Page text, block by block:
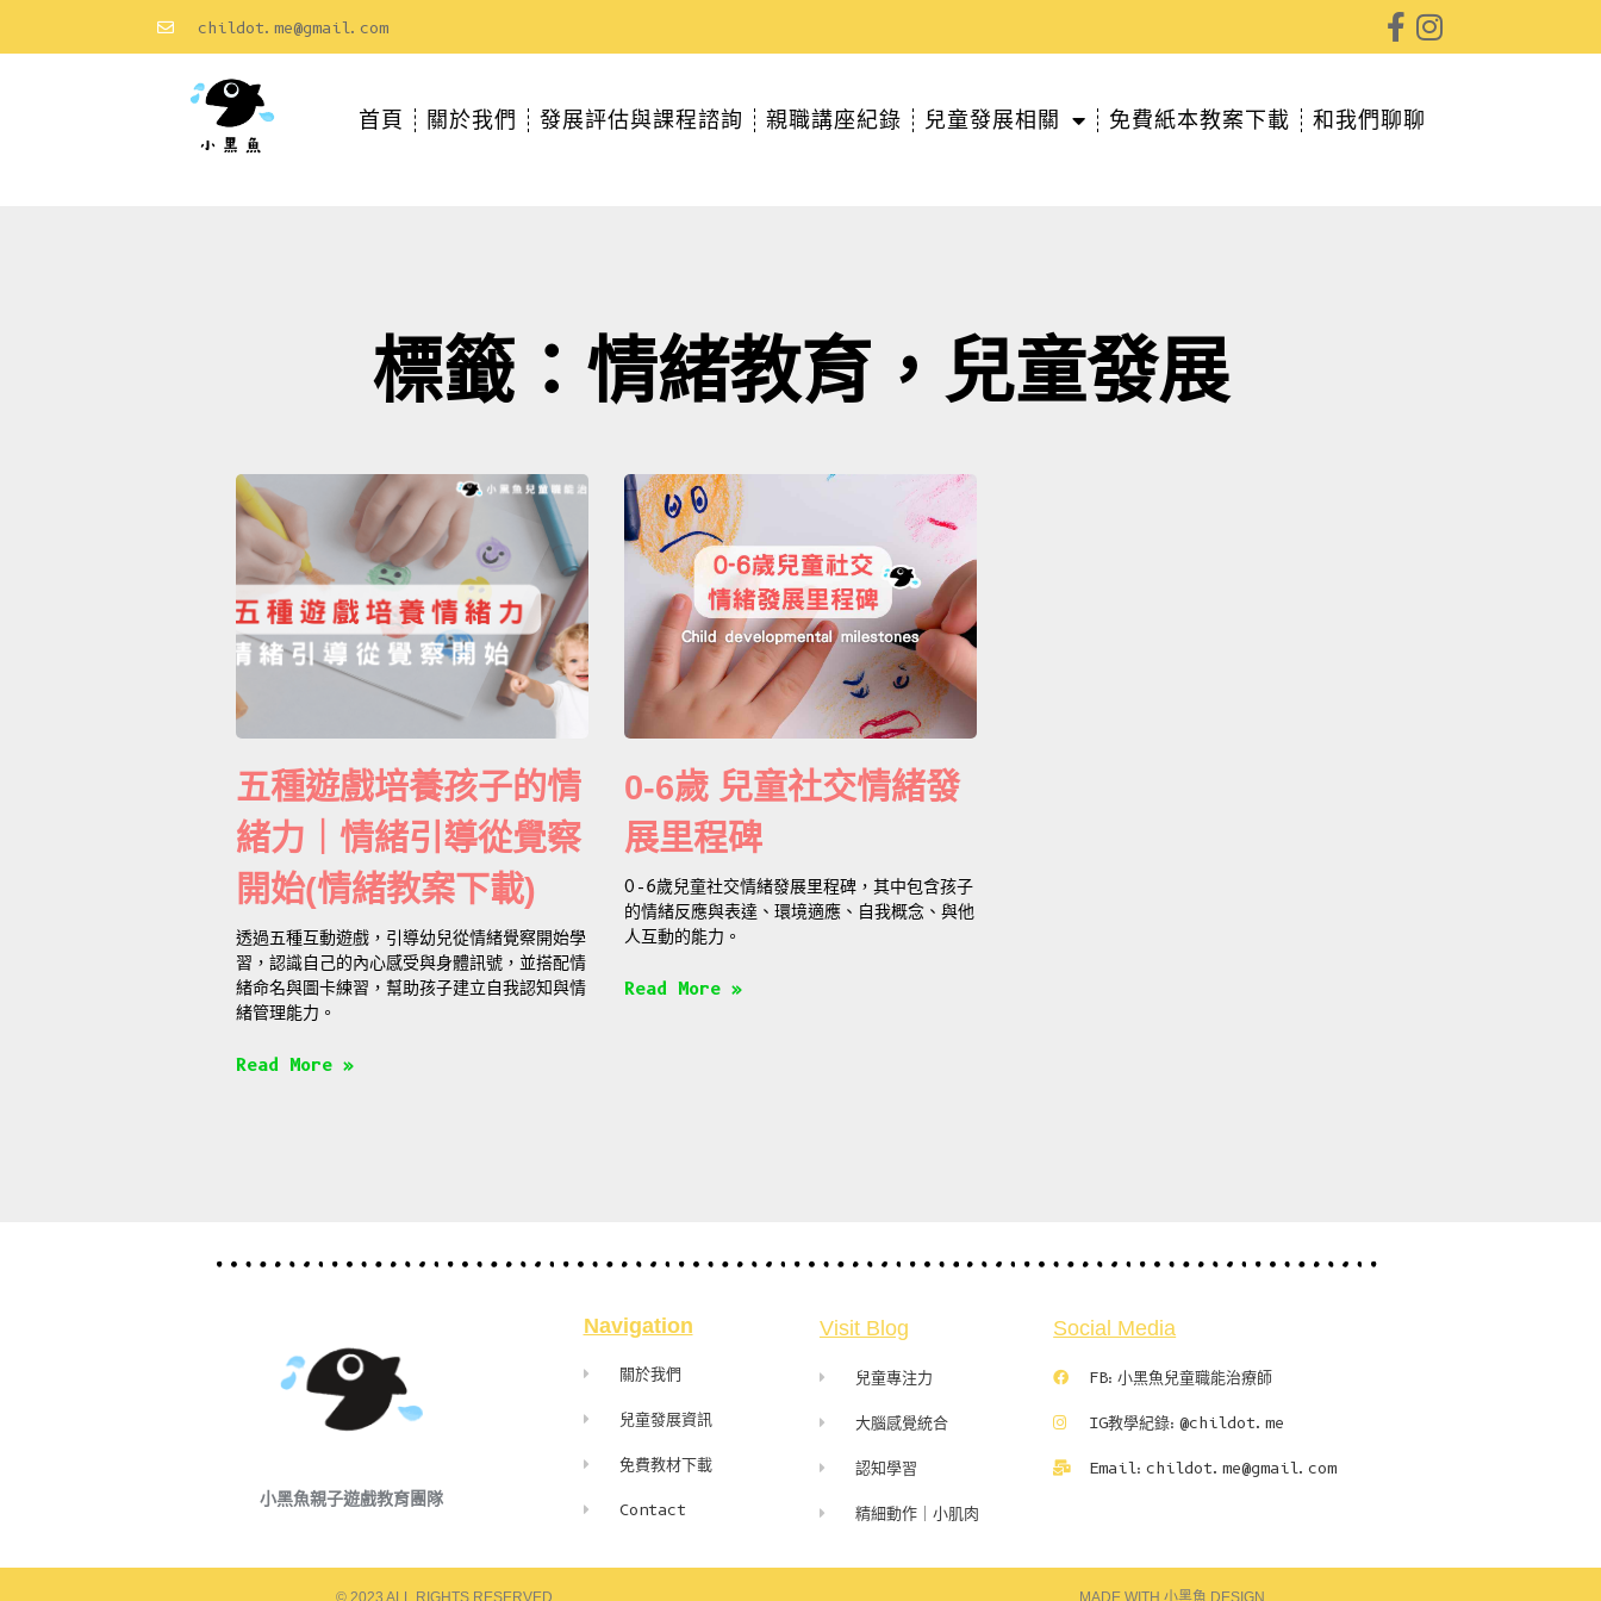
childot.me@gmail.com
首頁 關於我們 發展評估與課程諮詢 親職講座紀錄 兒童發展相關 免費紙本教案下載 和我們聊聊
標籤：情緒教育，兒童發展
五種遊戲培養孩子的情
緒力｜情緒引導從覺察
開始(情緒教案下載)
透過五種互動遊戲，引導幼兒從情緒覺察開始學
習，認識自己的內心感受與身體訊號，並搭配情
緒命名與圖卡練習，幫助孩子建立自我認知與情
緒管理能力。
Read More »
0-6歲 兒童社交情緒發
展里程碑
0-6歲兒童社交情緒發展里程碑，其中包含孩子
的情緒反應與表達、環境適應、自我概念、與他
人互動的能力。
Read More »
小黑魚親子遊戲教育團隊
Navigation
關於我們
兒童發展資訊
免費教材下載
Contact
Visit Blog
兒童專注力
大腦感覺統合
認知學習
精細動作｜小肌肉
Social Media
FB:小黑魚兒童職能治療師
IG教學紀錄:@childot.me
Email:childot.me@gmail.com
© 2023 ALL RIGHTS RESERVED MADE WITH 小黑魚 DESIGN